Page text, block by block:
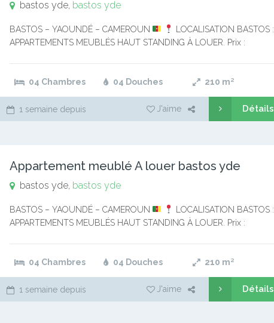
bastos yde, bastos yde
BASTOS – YAOUNDÉ – CAMEROUN
LOCALISATION BASTOS :
APPARTEMENTS MEUBLÉS HAUT STANDING À LOUER. Prix :
04 Chambres
04 Douches 210 m²
1 semaine depuis J'aime Détails
Appartement meublé A louer bastos yde
bastos yde, bastos yde
BASTOS – YAOUNDÉ – CAMEROUN
LOCALISATION BASTOS :
APPARTEMENTS MEUBLÉS HAUT STANDING À LOUER. Prix :
04 Chambres
04 Douches 210 m²
1 semaine depuis J'aime Détails